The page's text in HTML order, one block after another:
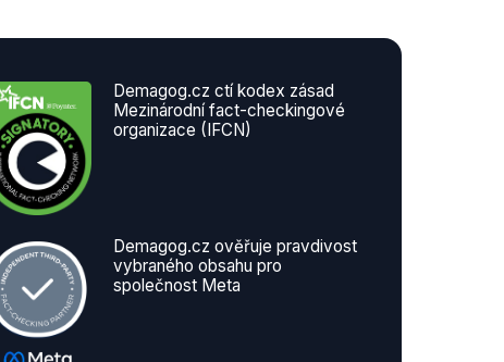
Demagog.cz ctí kodex zásad
Mezinárodní fact-checkingové
organizace (IFCN)
Demagog.cz ověřuje pravdivost
vybraného obsahu pro
společnost Meta